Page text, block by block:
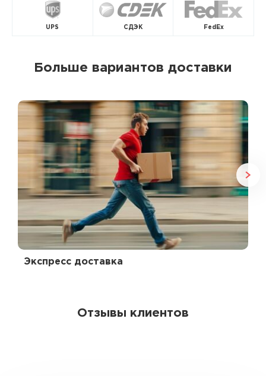
UPS СДЭК FedEx
Больше вариантов доставки
Экспресс доставка
Отзывы клиентов